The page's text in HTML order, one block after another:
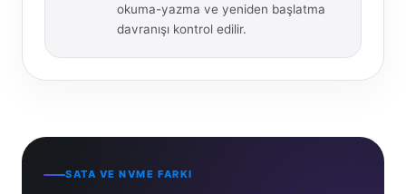
okuma-yazma ve yeniden başlatma
davranışı kontrol edilir.
SATA VE NVME FARKI